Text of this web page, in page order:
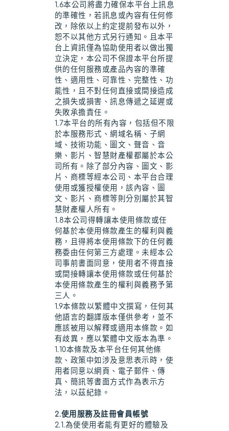
1.6本公司將盡力確保本平台上訊息
的準確性，若訊息或內容有任何修
改，除依以上約定提前發布以外，
恕不以其他方式另行通知。且本平
台上資訊僅為協助使用者以做出獨
立決定，本公司不保證本平台所提
供的任何服務或產品內容的準確
性、適用性、可靠性、完整性、功
能性，且不對任何直接或間接造成
之損失或損害、訊息傳遞之延遲或
失敗承擔責任。
1.7本平台的所有內容，包括但不限
於本服務形式、網域名稱、子網
域、技術功能、圖文、聲音、音
樂、影片、智慧財產權都屬於本公
司所有。除了部分內容、圖文、影
片、商標等經本公司、本平台合理
使用或獲授權使用，該內容、圖
文、影片、商標等則分別屬於其智
慧財產權人所有。
1.8本公司得轉讓本使用條款或任
何基於本使用條款產生的權利與義
務，且得將本使用條款下的任何義
務委由任何第三方處理。未經本公
司事前書面同意，使用者不得直接
或間接轉讓本使用條款或任何基於
本使用條款產生的權利與義務予第
三人。
1.9本條款以繁體中文撰寫，任何其
他語言的翻譯版本僅供參考，並不
應該被用以解釋或適用本條款。如
有歧異，應以繁體中文版本為準。
1.10本條款及本平台任何其他條
款、政策中如涉及意思表示時，使
用者同意以網頁、電子郵件、傳
真、簡訊等書面方式作為表示方
法，以茲紀錄。
2.使用服務及註冊會員帳號
2.1.為使使用者能有更好的體驗及